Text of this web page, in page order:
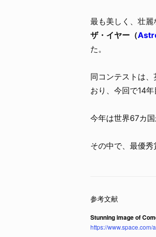
最も美しく、壮麗
ザ・イヤー（
た。
同コンテストは
おり、今回で14年
今年は世界67カ
その中で、最優
Stunning image of
https://